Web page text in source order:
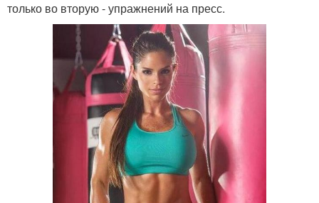
только во вторую - упражнений на пресс.